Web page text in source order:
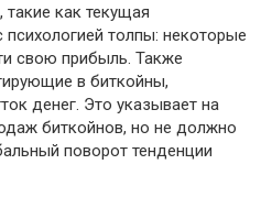
как текущая
толпы: некоторые
свою прибыль. Также
в биткойны,
денег. Это указывает на
биткойнов, но не должно
поворот тенденции